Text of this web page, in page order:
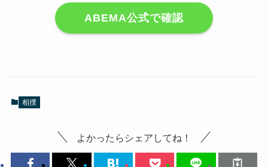
ABEMA公式で確認
相撲
よかったらシェアしてね！